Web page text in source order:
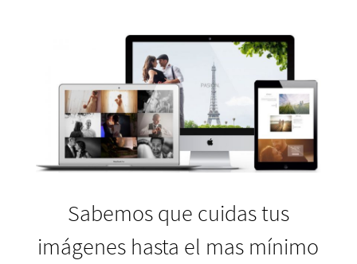
Sabemos que cuidas tus
imágenes hasta el mas mínimo